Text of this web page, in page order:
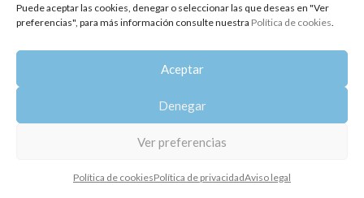
Puede aceptar las cookies, denegar o seleccionar las que deseas en "Ver
preferencias", para más información consulte nuestra Política de cookies.
Aceptar
Denegar
Ver preferencias
Política de cookiesPolítica de privacidadAviso legal